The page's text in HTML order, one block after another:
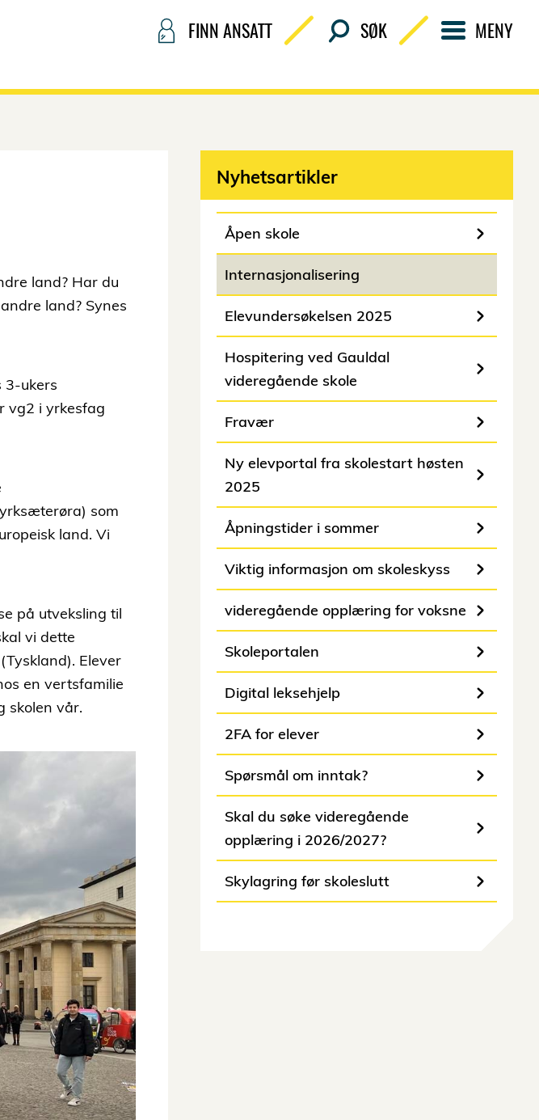
FINN ANSATT SØK MENY
land? Har du
land? Synes
3-ukers
vg2 i yrkesfag
som
land. Vi
på utveksling til
vi dette
Elever
en vertsfamilie
skolen vår.
Nyhetsartikler
Åpen skole
Internasjonalisering
Elevundersøkelsen 2025
Hospitering ved Gauldal
videregående skole
Fravær
Ny elevportal fra skolestart høsten
2025
Åpningstider i sommer
Viktig informasjon om skoleskyss
videregående opplæring for voksne
Skoleportalen
Digital leksehjelp
2FA for elever
Spørsmål om inntak?
Skal du søke videregående
opplæring i 2026/2027?
Skylagring før skoleslutt